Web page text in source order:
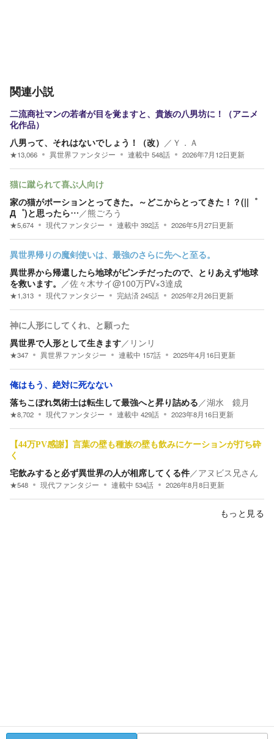
関連小説
二流商社マンの若者が目を覚ますと、貴族の八男坊に！（アニメ
化作品）
八男って、それはないでしょう！（改） ／ Ｙ．Ａ
★13,066 異世界ファンタジー 連載中 548話 2026年7月12日更新
猫に蹴られて喜ぶ人向け
家の猫がポーションとってきた。～どこからとってきた！？(||゜
Д゜)と思ったら… ／熊ごろう
★5,674 現代ファンタジー 連載中 392話 2026年5月27日更新
異世界帰りの魔剣使いは、最強のさらに先へと至る。
異世界から帰還したら地球がピンチだったので、とりあえず地球
を救います。 ／佐々木サイ@100万PV×3達成
★1,313 現代ファンタジー 完結済245話 2025年2月26日更新
神に人形にしてくれ、と願った
異世界で人形として生きます／ リンリ
★347 異世界ファンタジー 連載中 157話 2025年4月16日更新
俺はもう、絶対に死なない
落ちこぼれ気術士は転生して最強へと昇り詰める ／湖水 鏡月
★8,702 現代ファンタジー 連載中 429話 2023年8月16日更新
【44万PV感謝】言葉の壁も種族の壁も飲みにケーションが打ち砕
く
宅飲みすると必ず異世界の人が相席してくる件／アヌビス兄さん
★548 現代ファンタジー 連載中 534話 2026年8月8日更新
もっと見る